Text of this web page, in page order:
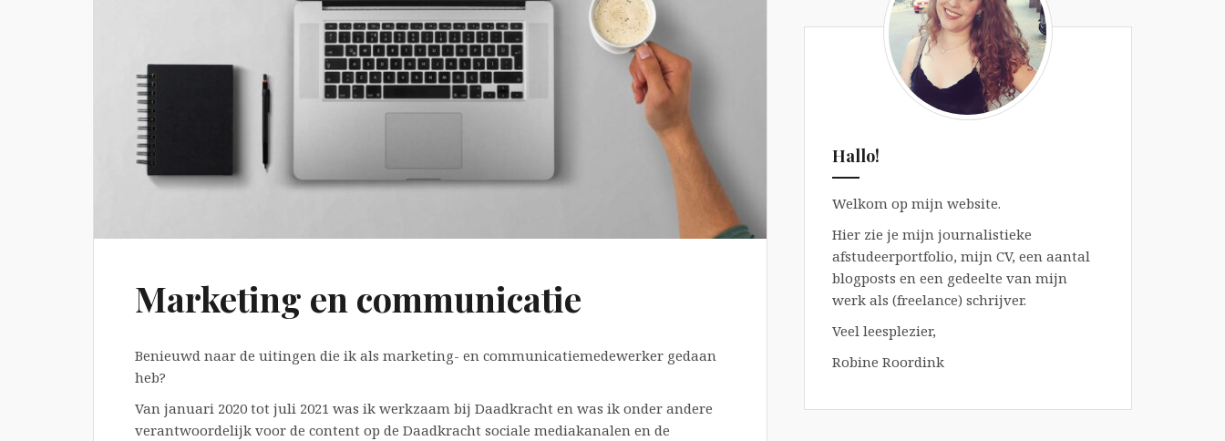
Marketing en communicatie
Benieuwd naar de uitingen die ik als marketing- en communicatiemedewerker gedaan
heb?
Van januari 2020 tot juli 2021 was ik werkzaam bij Daadkracht en was ik onder andere
verantwoordelijk voor de content op de Daadkracht sociale mediakanalen en de
Hallo!
Welkom op mijn website.
Hier zie je mijn journalistieke
afstudeerportfolio, mijn CV, een aantal
blogposts en een gedeelte van mijn
werk als (freelance) schrijver.
Veel leesplezier,
Robine Roordink